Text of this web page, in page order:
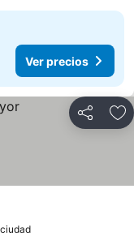
Ver precios
Compartir